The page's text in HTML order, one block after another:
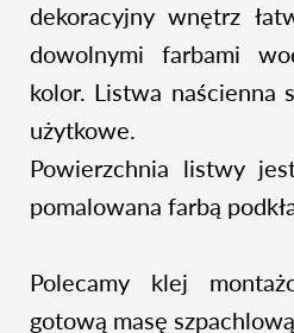
dekoracyjny wnętrz
dowolnymi farbami
kolor. Listwa naścienna
użytkowe.
Powierzchnia listwy
pomalowana farbą
Polecamy klej
gotową masę